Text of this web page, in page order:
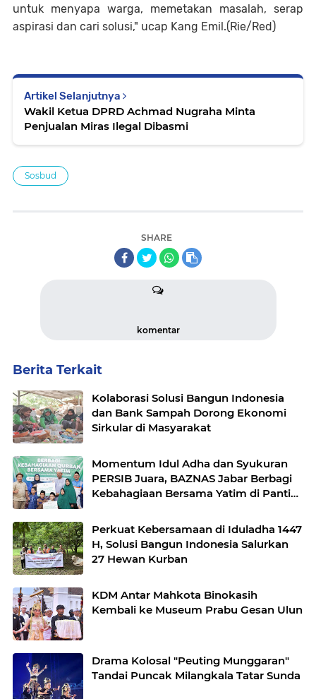
untuk menyapa warga, memetakan masalah, serap
aspirasi dan cari solusi," ucap Kang Emil.(Rie/Red)
Artikel Selanjutnya
Wakil Ketua DPRD Achmad Nugraha Minta
Penjualan Miras Ilegal Dibasmi
Sosbud
SHARE
komentar
Berita Terkait
Kolaborasi Solusi Bangun Indonesia
dan Bank Sampah Dorong Ekonomi
Sirkular di Masyarakat
Momentum Idul Adha dan Syukuran
PERSIB Juara, BAZNAS Jabar Berbagi
Kebahagiaan Bersama Yatim di Panti
Perkuat Kebersamaan di Iduladha 1447
H, Solusi Bangun Indonesia Salurkan
27 Hewan Kurban
KDM Antar Mahkota Binokasih
Kembali ke Museum Prabu Gesan Ulun
Drama Kolosal "Peuting Munggaran"
Tandai Puncak Milangkala Tatar Sunda